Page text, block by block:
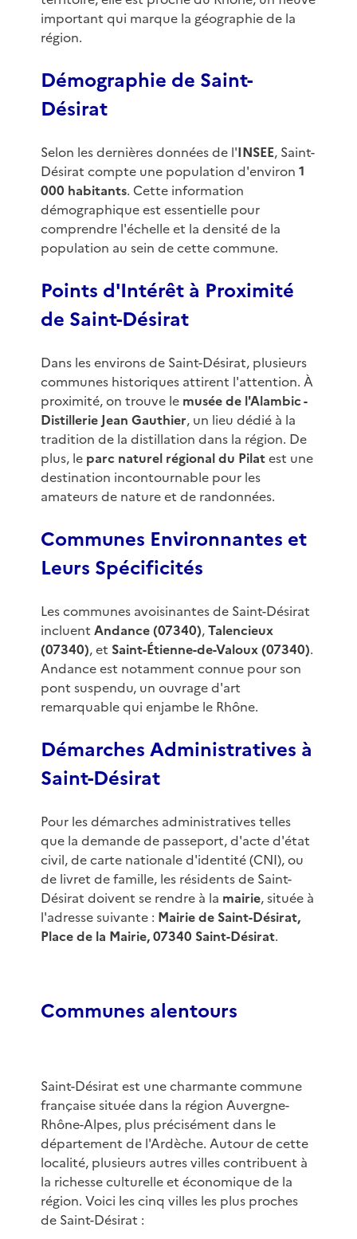
important qui marque la géographie de la
région.
Démographie de Saint-
Désirat
Selon les dernières données de l'INSEE, Saint-
Désirat compte une population d'environ 1
000 habitants. Cette information
démographique est essentielle pour
comprendre l'échelle et la densité de la
population au sein de cette commune.
Points d'Intérêt à Proximité
de Saint-Désirat
Dans les environs de Saint-Désirat, plusieurs
communes historiques attirent l'attention. À
proximité, on trouve le musée de l'Alambic -
Distillerie Jean Gauthier, un lieu dédié à la
tradition de la distillation dans la région. De
plus, le parc naturel régional du Pilatest une
destination incontournable pour les
amateurs de nature et de randonnées.
Communes Environnantes et
Leurs Spécificités
Les communes avoisinantes de Saint-Désirat
incluent Andance (07340),Talencieux
(07340), et Saint-Étienne-de-Valoux (07340).
Andance est notamment connue pour son
pont suspendu, un ouvrage d'art
remarquable qui enjambe le Rhône.
Démarches Administratives à
Saint-Désirat
Pour les démarches administratives telles
que la demande de passeport, d'acte d'état
civil, de carte nationale d'identité (CNI), ou
de livret de famille, les résidents de Saint-
Désirat doivent se rendre à la mairie, située à
l'adresse suivante : Mairie de Saint-Désirat,
Place de la Mairie, 07340 Saint-Désirat.
Communes alentours
Saint-Désirat est une charmante commune
française située dans la région Auvergne-
Rhône-Alpes, plus précisément dans le
département de l'Ardèche. Autour de cette
localité, plusieurs autres villes contribuent à
la richesse culturelle et économique de la
région. Voici les cinq villes les plus proches
de Saint-Désirat :